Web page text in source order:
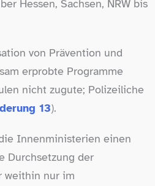
Hessen, Sachsen, NRW bis
von Prävention und
erprobte Programme
nicht zugute; Polizeiliche
13).
Innenministerien einen
Durchsetzung der
weithin nur im